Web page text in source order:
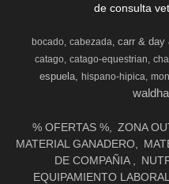
de consulta
bocado cabezada carr & day
catago catago-equestrian
espuela hispano-hipica
% OFERTAS % ZONA
MATERIAL GANADERO
DE COMPAÑIA
EQUIPAMIENTO LABORAL